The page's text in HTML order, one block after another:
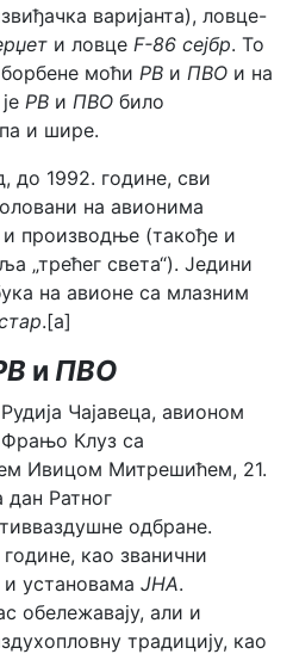
варијанта), ловце-
и ловце F-86 сејбр. То
моћи РВ и ПВО и на
РВ и ПВО било
па и шире.
до 1992. године, сви
на авионима
и производње (такође и
„трећег света“). Једини
на авионе са млазним
.[a]
и ПВО
Чајавеца, авионом
Фрањо Клуз са
Ивицом Митрешићем, 21.
дан Ратног
одбране.
као званични
установама ЈНА.
обележавају, али и
традицију, као